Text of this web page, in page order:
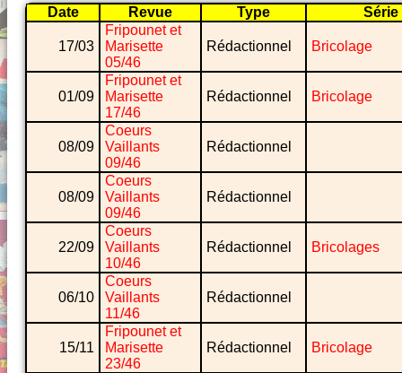
Date Revue Type Série
17/03
Fripounet et
Marisette
05/46
Rédactionnel Bricolage
01/09
Fripounet et
Marisette
17/46
Rédactionnel Bricolage
08/09
Coeurs
Vaillants
09/46
Rédactionnel
08/09
Coeurs
Vaillants
09/46
Rédactionnel
22/09
Coeurs
Vaillants
10/46
Rédactionnel Bricolages
06/10
Coeurs
Vaillants
11/46
Rédactionnel
15/11
Fripounet et
Marisette
23/46
Rédactionnel Bricolage